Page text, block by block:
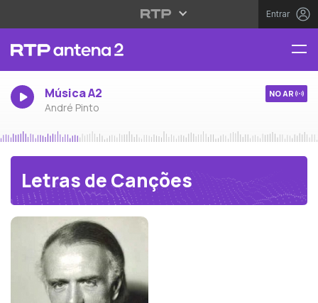
Entrar
Música A2
André Pinto
NO AR
Letras de Canções